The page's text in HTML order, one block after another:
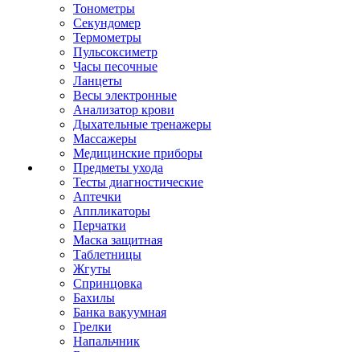
Тонометры
Секундомер
Термометры
Пульсоксиметр
Часы песочные
Ланцеты
Весы электронные
Анализатор крови
Дыхательные тренажеры
Массажеры
Медицинские приборы
Предметы ухода
Тесты диагностические
Аптечки
Аппликаторы
Перчатки
Маска защитная
Таблетницы
Жгуты
Спринцовка
Бахилы
Банка вакуумная
Грелки
Напальчник